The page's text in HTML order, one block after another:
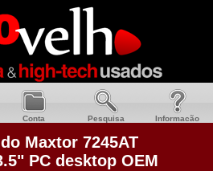
Conta Pesquisa Informacão
Maxtor 7245AT
PC desktop OEM